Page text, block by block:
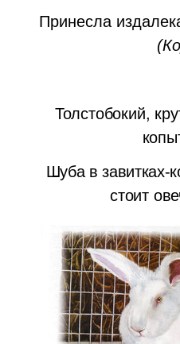
Принесла
Толстобокий,
Шуба в завитках-
стоит